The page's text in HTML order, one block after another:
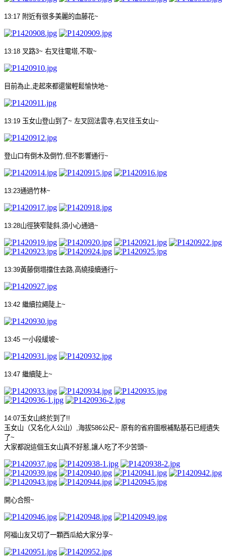
13:17 附近有很多美麗的血藤花~
13:18 叉路3~ 右叉往電塔 不取~
目前為止 走起來都還蠻輕鬆愉快地~
13:19 玉女山登山到了~ 左叉回法雲寺 右叉往玉女山~
登山口有倒木及倒竹 但不影響通行~
13:23通過竹林~
13:28山徑狹窄陡斜 須小心通過~
13:39黃藤倒塌擋住去路 高繞接續通行~
13:42 繼續拉繩陡上~
13:45 一小段緩坡~
13:47 繼續陡上~
14:07玉女山終於到了!!
玉女山（又名化人公山）
海拔586公尺~ 原有的省府圖根補點基石已經遺失
了~
大家都說這個玉女山真不好惹 讓人吃了不少苦頭~
開心合照~
阿福山友又切了一顆西瓜給大家分享~